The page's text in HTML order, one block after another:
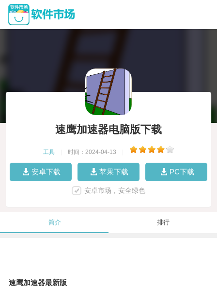
速鹰加速器电脑版下载
工具 时间：2024-04-13
安卓下载 苹果下载 PC下载
安卓市场，安全绿色
简介 排行
速鹰加速器最新版